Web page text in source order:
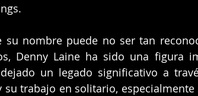
su nombre puede no ser tan
Denny Laine ha sido una figura
un legado significativo a
su trabajo en solitario,